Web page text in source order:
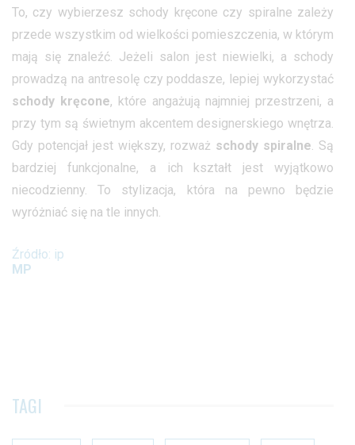
To, czy wybierzesz schody kręcone czy spiralne zależy
przede wszystkim od wielkości pomieszczenia, w którym
mają się znaleźć. Jeżeli salon jest niewielki, a schody
prowadzą na antresolę czy poddasze, lepiej wykorzystać
schody kręcone, które angażują najmniej przestrzeni, a
przy tym są świetnym akcentem designerskiego wnętrza.
Gdy potencjał jest większy, rozważ schody spiralne. Są
bardziej funkcjonalne, a ich kształt jest wyjątkowo
niecodzienny. To stylizacja, która na pewno będzie
wyróżniać się na tle innych.
Źródło: ip
MP
TAGI